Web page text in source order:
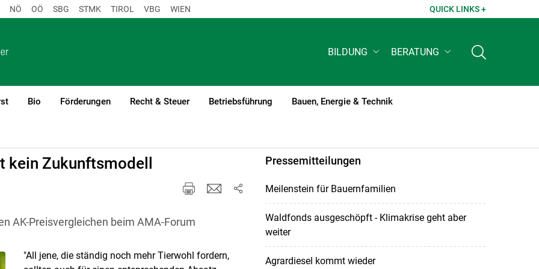
NÖ OÖ SBG STMK TIROL VBG WIEN QUICK LINKS +
BILDUNG BERATUNG
Bio Förderungen Recht & Steuer Betriebsführung Bauen, Energie & Technik
Zukunftsmodell
AK-Preisvergleichen beim AMA-Forum
"All jene, die ständig noch mehr Tierwohl fordern,
Pressemitteilungen
Meilenstein für Bauernfamilien
Waldfonds ausgeschöpft - Klimakrise geht aber
weiter
Agrardiesel kommt wieder